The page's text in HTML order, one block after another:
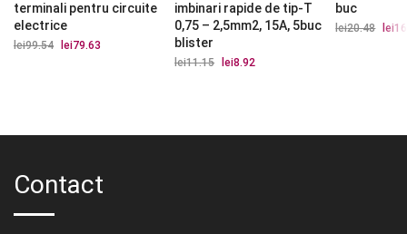
terminali pentru circuite
electrice
lei99.54
Prețul
lei79.63
imbinari rapide de tip-T
0,75 – 2,5mm2, 15A, 5buc
blister
lei11.15
Prețul
lei8.92
buc
lei20.48 lei
Contact